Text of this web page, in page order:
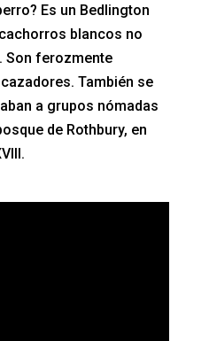
Es un Bedlington
blancos no
Son ferozmente
También se
a grupos nómadas
de Rothbury, en